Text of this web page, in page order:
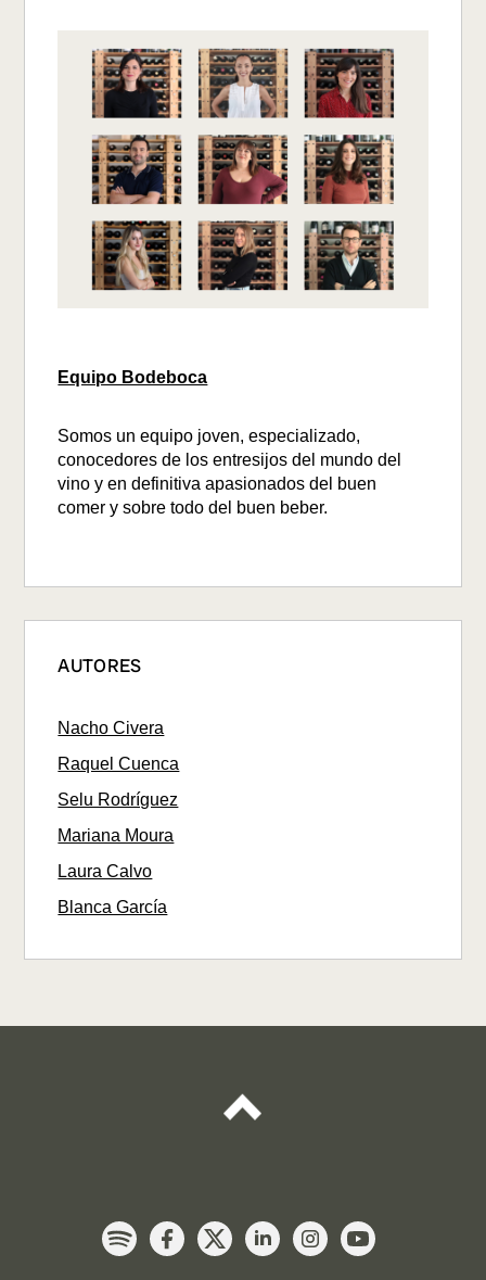
Equipo Bodeboca
Somos un equipo joven, especializado,
conocedores de los entresijos del mundo del
vino y en definitiva apasionados del buen
comer y sobre todo del buen beber.
AUTORES
Nacho Civera
Raquel Cuenca
Selu Rodríguez
Mariana Moura
Laura Calvo
Blanca García